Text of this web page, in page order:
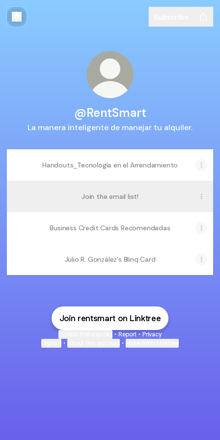
@RentSmart
La manera inteligente de manejar tu alquiler.
Handouts_Tecnología en el Arrendamiento
Join the email list!
Business Credit Cards Recomendadas
Julio R. González's Blinq Card
Join rentsmart on Linktree
• Report • Privacy
• •